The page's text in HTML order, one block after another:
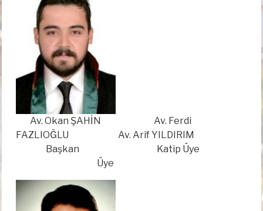
Av. Okan ŞAHİN Av. Ferdi
FAZLIOĞLU Av. Arif YILDIRIM
Başkan
Katip Üye
Üye